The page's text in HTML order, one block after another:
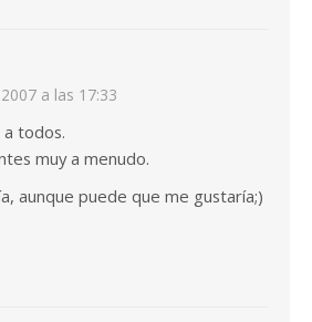
a las 17:33
a todos.
muy a menudo.
aunque puede que me gustaría;)